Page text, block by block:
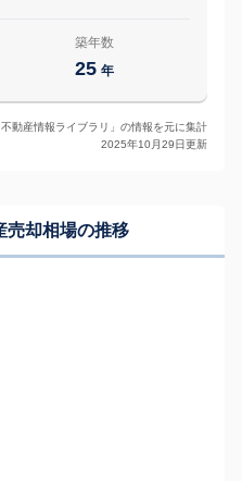
築年数
25 年
不動産情報ライブラリ」の情報を元に集計
2025年10月29日更新
売却相場の推移